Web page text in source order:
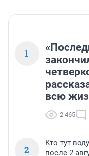
1
всю
2 465
2
Кто тут
после 2